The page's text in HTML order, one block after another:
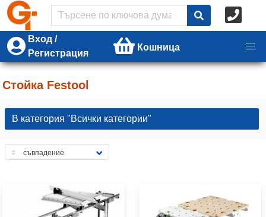
Вход /
Регистрация
Кошница
Стойка Festool
В категория "Всички категории"